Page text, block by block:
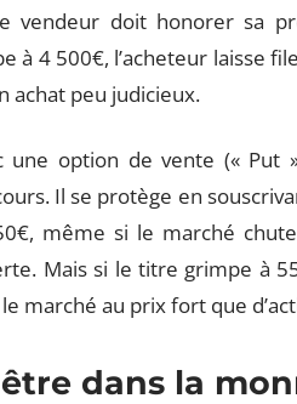
vendeur doit honorer sa
à 4 500€, l’acheteur laisse
achat peu judicieux.
une option de vente (« Put
Il se protège en
même si le marché
Mais si le titre grimpe à
marché au prix fort que
dans la